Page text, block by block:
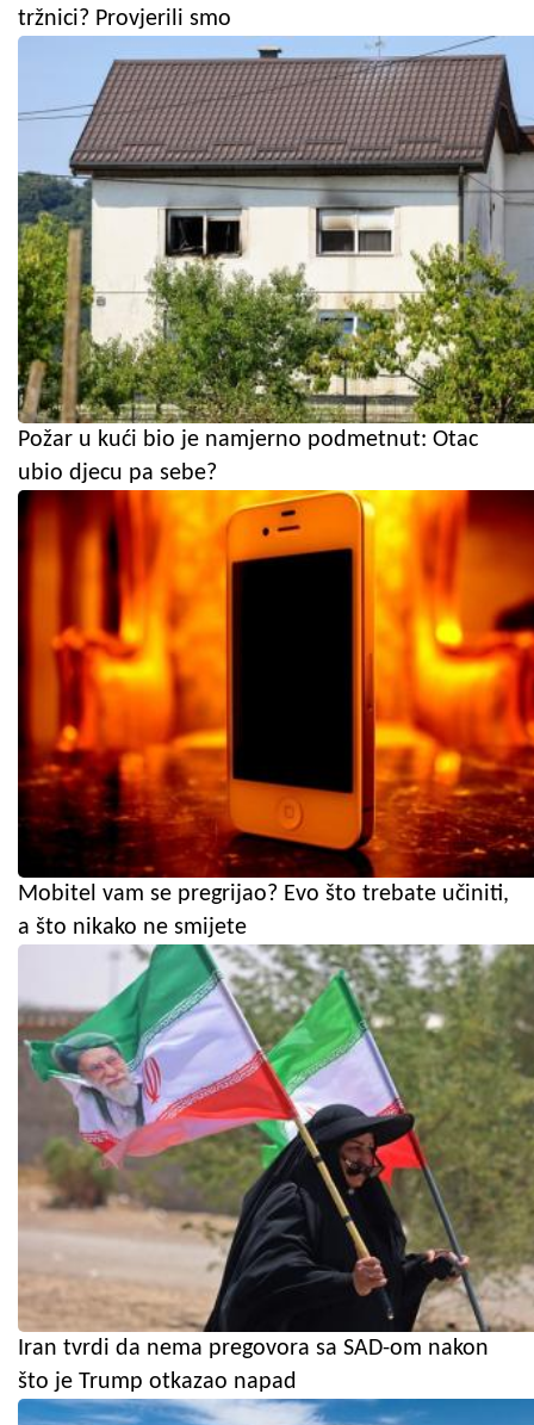
tržnici? Provjerili smo
Požar u kući bio je namjerno podmetnut: Otac
ubio djecu pa sebe?
Mobitel vam se pregrijao? Evo što trebate učiniti,
a što nikako ne smijete
Iran tvrdi da nema pregovora sa SAD-om nakon
što je Trump otkazao napad